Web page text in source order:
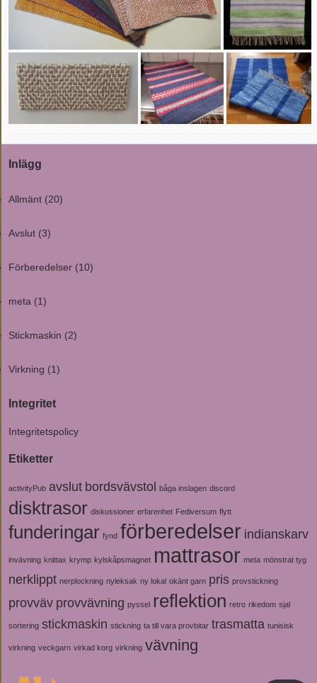
Inlägg
Allmänt (20)
Avslut (3)
Förberedelser (10)
meta (1)
Stickmaskin (2)
Virkning (1)
Integritet
Integritetspolicy
Etiketter
activityPub avslut bordsvävstol båga inslagen discord
disktrasor diskussioner erfarenhet Fediversum flytt
funderingar fynd förberedelser indianskarv
invävning knittax krymp kylskåpsmagnet mattrasor meta mönstrat tyg
nerklippt nerplockning nyleksak ny lokal okänt garn pris provstickning
provväv provvävning pyssel reflektion retro rikedom sjal
sortering stickmaskin stickning ta till vara provbitar trasmatta tunisisk
virkning veckgarn virkad korg virkning vävning